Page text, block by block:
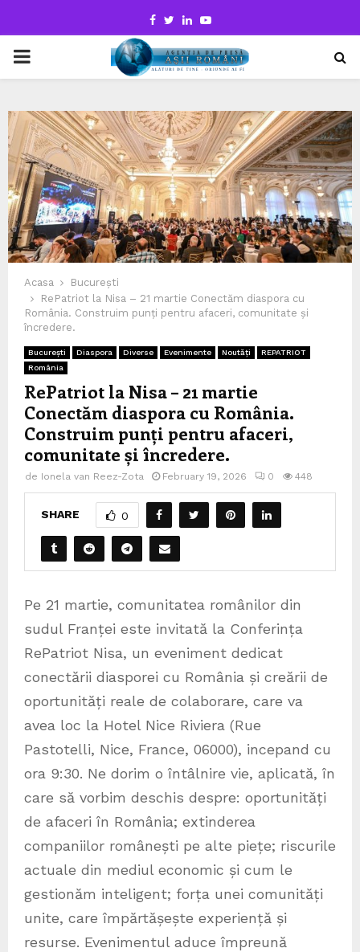
Facebook
TwitterLinkedinYoutube
PRIMARY
Acasa
București
RePatriot la Nisa – 21 martie Conectăm diaspora cu
România. Construim punți pentru afaceri, comunitate și
încredere.
București Diaspora Diverse Evenimente Noutăți
REPATRIOT
România
RePatriot la Nisa – 21 martie
Conectăm diaspora cu România.
Construim punți pentru afaceri,
comunitate și încredere.
de Ionela van Reez-Zota February 19, 2026 0 448
SHARE 0
Pe 21 martie, comunitatea românilor din
sudul Franței este invitată la Conferința
RePatriot Nisa, un eveniment dedicat
conectării diasporei cu România și creării de
oportunități reale de colaborare, care va
avea loc la Hotel Nice Riviera (Rue
Pastotelli, Nice, France, 06000), incepand cu
ora 9:30. Ne dorim o întâlnire vie, aplicată, în
care să vorbim deschis despre: oportunități
de afaceri în România; extinderea
companiilor românești pe alte piețe; riscurile
actuale din mediul economic și cum le
gestionăm inteligent; forța unei comunități
unite, care împărtășește experiență și
resurse. Evenimentul aduce împreună